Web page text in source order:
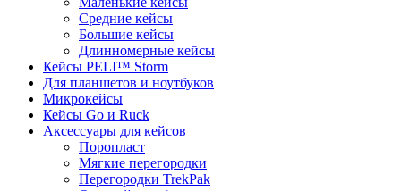
Средние кейсы
Большие кейсы
Длинномерные кейсы
Кейсы PELI™ Storm
Для планшетов и ноутбуков
Микрокейсы
Кейсы Go и Ruck
Аксессуары для кейсов
Поропласт
Мягкие перегородки
Перегородки TrekPak